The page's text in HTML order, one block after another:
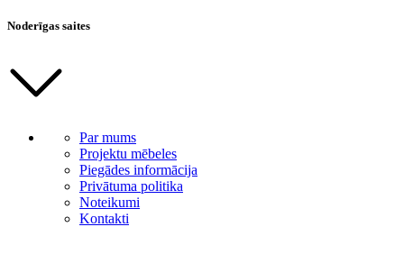
Noderīgas saites
Par mums
Projektu mēbeles
Piegādes informācija
Privātuma politika
Noteikumi
Kontakti